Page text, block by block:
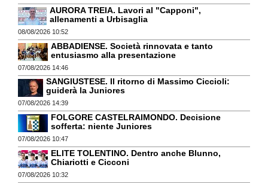
AURORA TREIA. Lavori al "Capponi",
allenamenti a Urbisaglia
08/08/2026 10:52
ABBADIENSE. Società rinnovata e tanto
entusiasmo alla presentazione
07/08/2026 14:46
SANGIUSTESE. Il ritorno di Massimo Ciccioli:
guiderà la Juniores
07/08/2026 14:39
FOLGORE CASTELRAIMONDO. Decisione
sofferta: niente Juniores
07/08/2026 10:47
ELITE TOLENTINO. Dentro anche Blunno,
Chiariotti e Cicconi
07/08/2026 10:32